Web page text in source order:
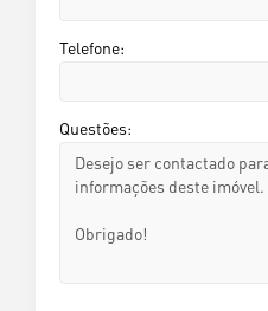
Telefone:
Questões: